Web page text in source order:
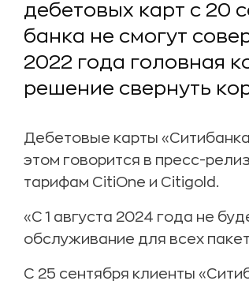
дебетовых карт с 20
банка не смогут
2022 года головная
решение свернуть
Дебетовые карты
этом говорится в пресс-
тарифам CitiOne и Citigold.
«С 1 августа 2024 года не
обслуживание для всех
С 25 сентября клиенты